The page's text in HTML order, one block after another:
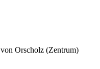
von Orscholz (Zentrum)